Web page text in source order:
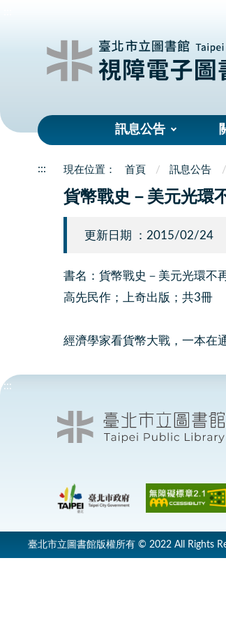
訊息公告
::: 首頁 訊息公告
貨幣戰史－美元光環
更新日期 ：2015/02/24
書名：貨幣戰史－美元光環不
高先民作；上奇出版；共3冊
經濟學家看貨幣大戰，一本在
:::
臺北市立圖書館版權所有 © 2022 All Rights